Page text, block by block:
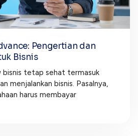
Pengertian dan
Bisnis
bisnis tetap sehat termasuk
menjalankan bisnis. Pasalnya,
harus membayar